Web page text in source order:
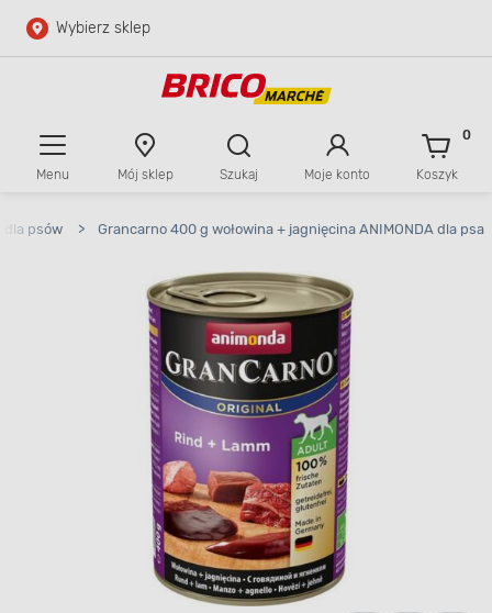
Przejdź do głównej zawartości
Wybierz sklep
Menu Mój sklep Szukaj Moje konto Koszyk
0
dla psów > Grancarno 400 g wołowina + jagnięcina ANIMONDA dla psa